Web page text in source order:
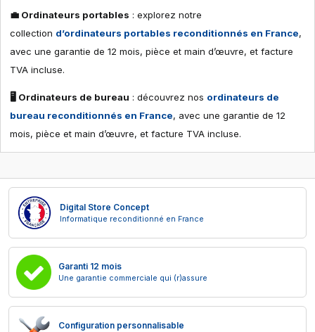
💼 Ordinateurs portables : explorez notre
collection d’ordinateurs portables reconditionnés en France,
avec une garantie de 12 mois, pièce et main d’œuvre, et facture
TVA incluse.
🖥 Ordinateurs de bureau : découvrez nos ordinateurs de
bureau reconditionnés en France, avec une garantie de 12
mois, pièce et main d’œuvre, et facture TVA incluse.
Digital Store Concept
Informatique reconditionné en France
Garanti 12 mois
Une garantie commerciale qui (r)assure
Configuration personnalisable